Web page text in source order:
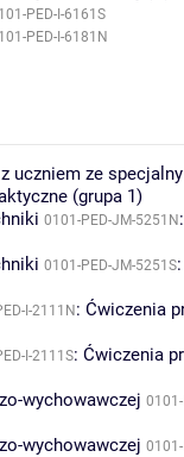
PED-I-6161S
PED-I-6181N
uczniem ze
(grupa 1)
0101-PED-JM-5251N
0101-PED-JM-5251S
I-2111N : Ćwiczenia
I-2111S: Ćwiczenia
wychowawczej
wychowawczej